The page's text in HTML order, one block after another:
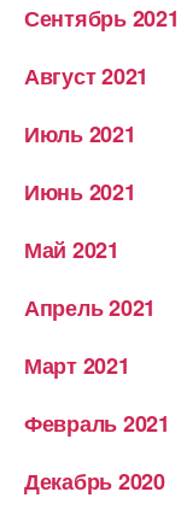
Сентябрь 2021
Август 2021
Июль 2021
Июнь 2021
Май 2021
Апрель 2021
Март 2021
Февраль 2021
Декабрь 2020